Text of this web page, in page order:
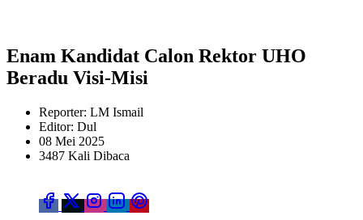
Enam Kandidat Calon Rektor UHO
Beradu Visi-Misi
Reporter: LM Ismail
Editor: Dul
08 Mei 2025
3487 Kali Dibaca